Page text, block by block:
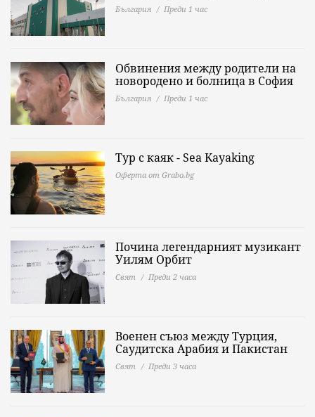
България Преди 1 час
Обвинения между родители на
новородено и болница в София
България Преди 1 час
Тур с каяк - Sea Kayaking
Оферта от Grabo.bg
Почина легендарният музикант
Уилям Орбит
Свят Преди 2 часа
Военен съюз между Турция,
Саудитска Арабия и Пакистан
Свят Преди 3 часа